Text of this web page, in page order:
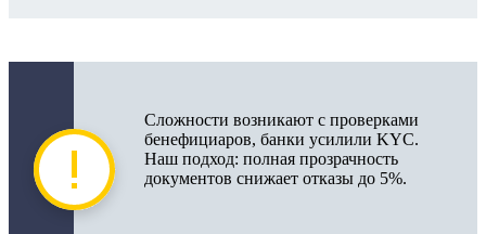
Сложности возникают с проверками
бенефициаров, банки усилили KYC.
Наш подход: полная прозрачность
документов снижает отказы до 5%.